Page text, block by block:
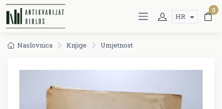
HR
0
Naslovnica Knjige Umjetnost